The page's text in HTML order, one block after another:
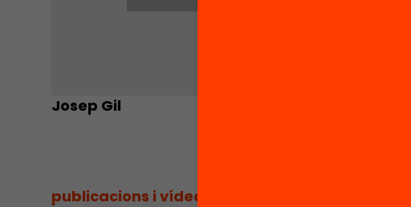
Josep Gil
publicacions i vídeos